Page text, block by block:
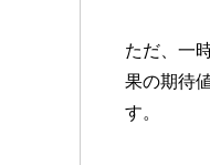
ただ、一
果の期待
す。